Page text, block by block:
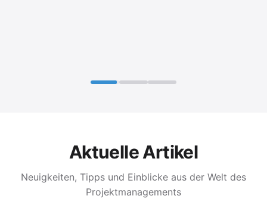
Aktuelle Artikel
Neuigkeiten, Tipps und Einblicke aus der Welt des
Projektmanagements